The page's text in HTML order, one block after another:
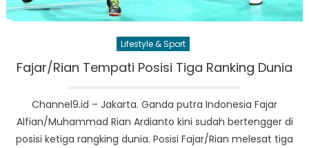
Lifestyle & Sport
Fajar/Rian Tempati Posisi Tiga Ranking Dunia
Channel9.id – Jakarta. Ganda putra Indonesia Fajar
Alfian/Muhammad Rian Ardianto kini sudah bertengger di
posisi ketiga rangking dunia. Posisi Fajar/Rian melesat tiga